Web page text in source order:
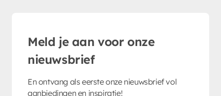
Meld je aan voor onze
nieuwsbrief
En ontvang als eerste onze nieuwsbrief vol
aanbiedingen en inspiratie!